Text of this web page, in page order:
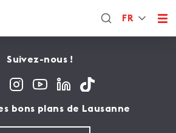
FR
Suivez-nous !
bons plans de Lausanne